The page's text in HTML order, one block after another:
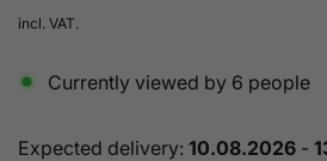
price
incl. VAT.
Currently viewed by 6 people
Expected delivery: 10.08.2026 -